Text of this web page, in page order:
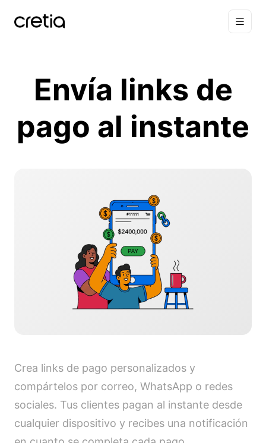
Envía links de
pago al instante
Crea links de pago personalizados y
compártelos por correo, WhatsApp o redes
sociales. Tus clientes pagan al instante desde
cualquier dispositivo y recibes una notificación